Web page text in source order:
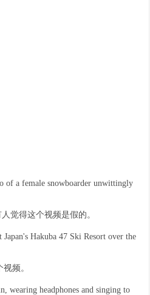
of a female snowboarder unwittingly
觉得这个视频是假的。
Hakuba 47 Ski Resort over the
频。
wearing headphones and singing to